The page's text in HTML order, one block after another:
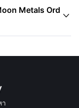
Metals Ord

า